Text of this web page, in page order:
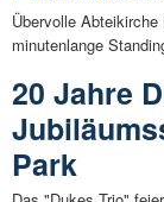
Übervolle
minutenlange
20 Jahre
Park